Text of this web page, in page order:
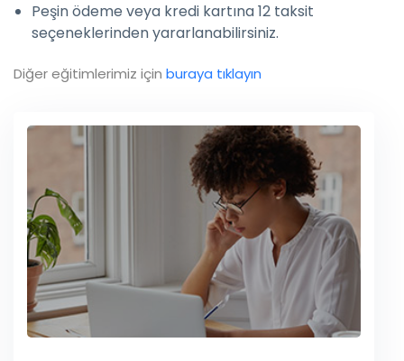
Peşin ödeme veya kredi kartına 12 taksit
seçeneklerinden yararlanabilirsiniz.
Diğer eğitimlerimiz için buraya tıklayın